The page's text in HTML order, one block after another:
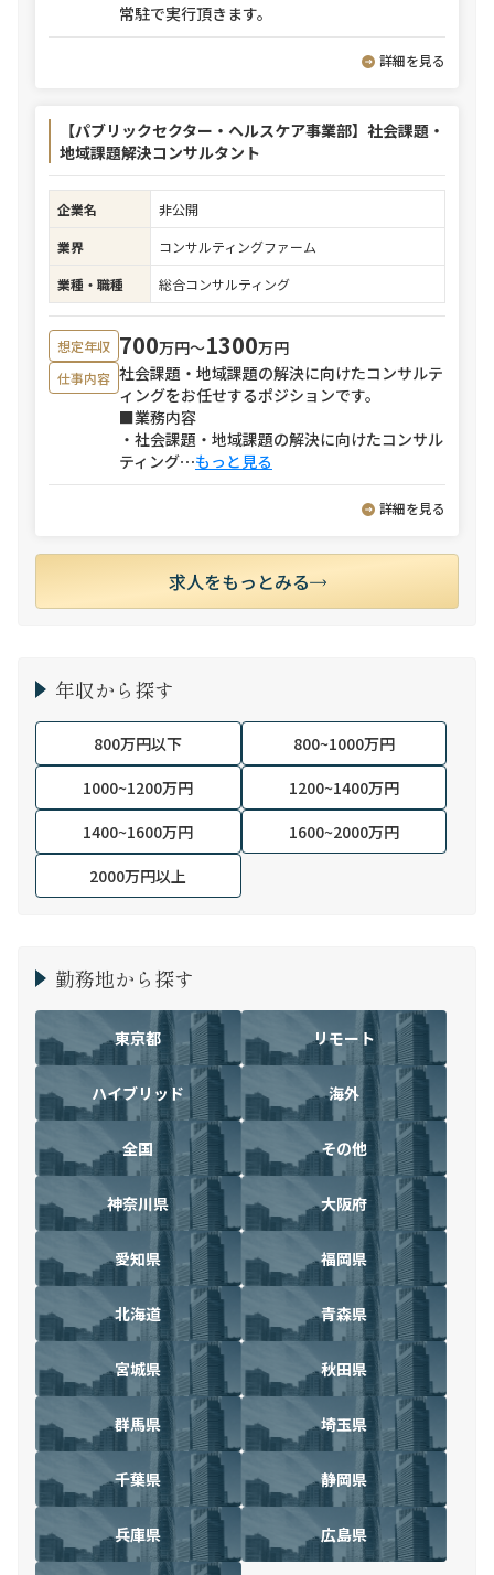
常駐で実行頂きます。
詳細を見る
【パブリックセクター・ヘルスケア事業部】社会課題・
地域課題解決コンサルタント
企業名
非公開
業界
コンサルティングファーム
業種・職種
総合コンサルティング
想定年収 700万円〜1300万円
仕事内容 社会課題・地域課題の解決に向けたコンサルテ
ィングをお任せするポジションです。
■業務内容
・社会課題・地域課題の解決に向けたコンサル
ティング⋯もっと見る
詳細を見る
求人をもっとみる
年収から探す
800万円以下
800~1000万円
1000~1200万円
1200~1400万円
1400~1600万円
1600~2000万円
2000万円以上
勤務地から探す
東京都 リモート
ハイブリッド 海外
全国 その他
神奈川県 大阪府
愛知県 福岡県
北海道 青森県
宮城県 秋田県
群馬県 埼玉県
千葉県 静岡県
兵庫県 広島県